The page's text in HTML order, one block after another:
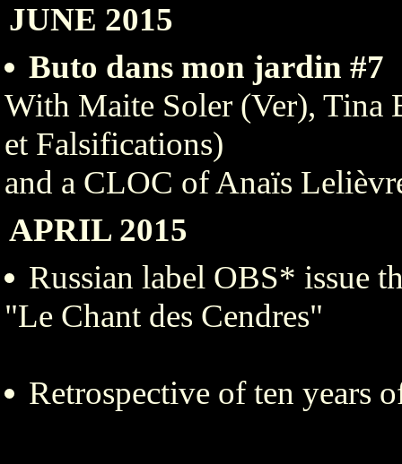
JUNE 2015
Buto dans mon jardin #7
With Maite Soler (Ver), Tina
et Falsifications)
and a CLOC of Anaïs
APRIL 2015
Russian label OBS*
"Le Chant des Cendres"
Retrospective of ten years